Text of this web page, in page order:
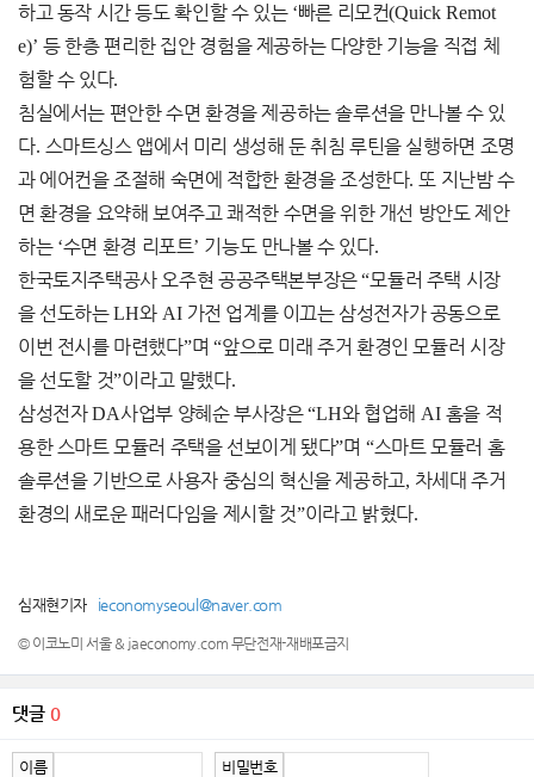
하고 동작 시간 등도 확인할 수 있는 ‘빠른 리모컨(Quick Remot
e)’ 등 한층 편리한 집안 경험을 제공하는 다양한 기능을 직접 체
험할 수 있다.
침실에서는 편안한 수면 환경을 제공하는 솔루션을 만나볼 수 있
다. 스마트싱스 앱에서 미리 생성해 둔 취침 루틴을 실행하면 조명
과 에어컨을 조절해 숙면에 적합한 환경을 조성한다. 또 지난밤 수
면 환경을 요약해 보여주고 쾌적한 수면을 위한 개선 방안도 제안
하는 ‘수면 환경 리포트’ 기능도 만나볼 수 있다.
한국토지주택공사 오주현 공공주택본부장은“모듈러 주택 시장
을 선도하는LH와 AI 가전 업계를 이끄는 삼성전자가 공동으로
이번 전시를 마련했다”며 “앞으로 미래 주거 환경인 모듈러 시장
을 선도할 것”이라고 말했다.
삼성전자DA사업부 양혜순 부사장은“LH와 협업해 AI 홈을 적
용한 스마트 모듈러 주택을 선보이게 됐다”며 “스마트 모듈러 홈
솔루션을 기반으로 사용자 중심의 혁신을 제공하고, 차세대 주거
환경의 새로운 패러다임을 제시할 것”이라고 밝혔다.
심재현기자 ieconomyseoul@naver.com
© 이코노미 서울 & jaeconomy.com 무단전재-재배포금지
댓글 0
이름 비밀번호